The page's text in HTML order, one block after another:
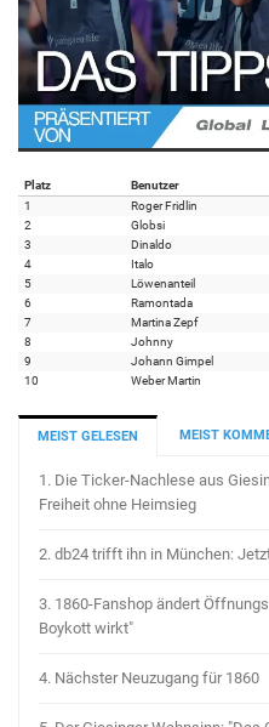
Platz Benutzer
1
Roger Fridlin
2
Globsi
3
Dinaldo
4
Italo
5
Löwenanteil
6
Ramontada
7
Martina Zepf
8
Johnny
9
Johann Gimpel
10
Weber Martin
MEIST GELESEN MEIST
1. Die Ticker-Nachlese aus
Freiheit ohne Heimsieg
2. db24 trifft ihn in München:
3. 1860-Fanshop ändert
Boykott wirkt"
4. Nächster Neuzugang für 1860